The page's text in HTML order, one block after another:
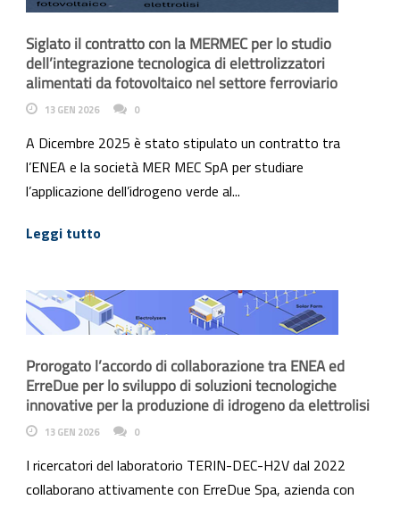
Siglato il contratto con la MERMEC per lo studio
dell’integrazione tecnologica di elettrolizzatori
alimentati da fotovoltaico nel settore ferroviario
13 GEN 2026 0
A Dicembre 2025 è stato stipulato un contratto tra
l’ENEA e la società MER MEC SpA per studiare
l’applicazione dell’idrogeno verde al...
Leggi tutto
Prorogato l’accordo di collaborazione tra ENEA ed
ErreDue per lo sviluppo di soluzioni tecnologiche
innovative per la produzione di idrogeno da elettrolisi
13 GEN 2026 0
I ricercatori del laboratorio TERIN-DEC-H2V dal 2022
collaborano attivamente con ErreDue Spa, azienda con